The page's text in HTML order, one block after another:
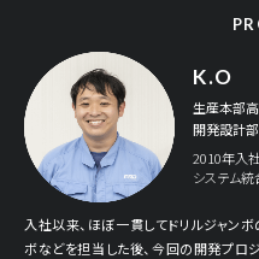
K.O
生産本部
開発設計
2010年入社
システム
入社以来、ほぼ一貫してドリルジャン
ボなどを担当した後、今回の開発プロ